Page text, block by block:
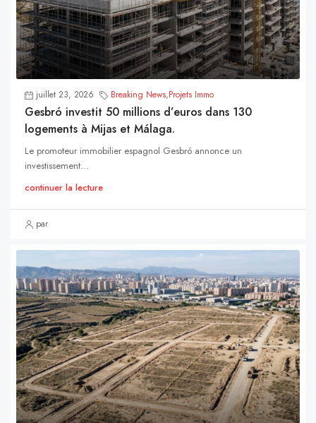
juillet 23, 2026 Breaking News,Projets Immo
Gesbró investit 50 millions d’euros dans 130
logements à Mijas et Málaga.
Le promoteur immobilier espagnol Gesbró annonce un
investissement...
continuer la lecture
par